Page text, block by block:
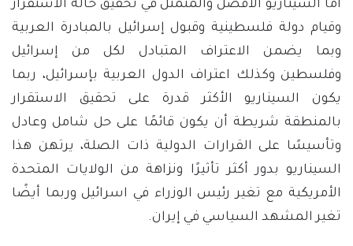
أما السيناريو الأفضل والمتمثل في تحقيق حالة الاستقرار
وقيام دولة فلسطينية وقبول إسرائيل بالمبادرة العربية
وبما يضمن الاعتراف المتبادل لكل من إسرائيل
وفلسطين وكذلك اعتراف الدول العربية بإسرائيل، ربما
يكون السيناريو الأكثر قدرة على تحقيق الاستقرار
بالمنطقة شريطة أن يكون قائمًا على حل شامل وعادل
وتأسيسًا على القرارات الدولية ذات الصلة، يرتهن هذا
السيناريو بدور أكثر تأثيرًا ونزاهة من الولايات المتحدة
الأمريكية مع تغير رئيس الوزراء في اسرائيل وربما أيضًا
تغير المشهد السياسي في إيران.